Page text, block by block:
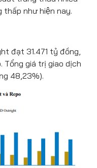
thấp như hiện nay.
đạt 31.471 tỷ đồng,
Tổng giá trị giao dịch
48,23%).